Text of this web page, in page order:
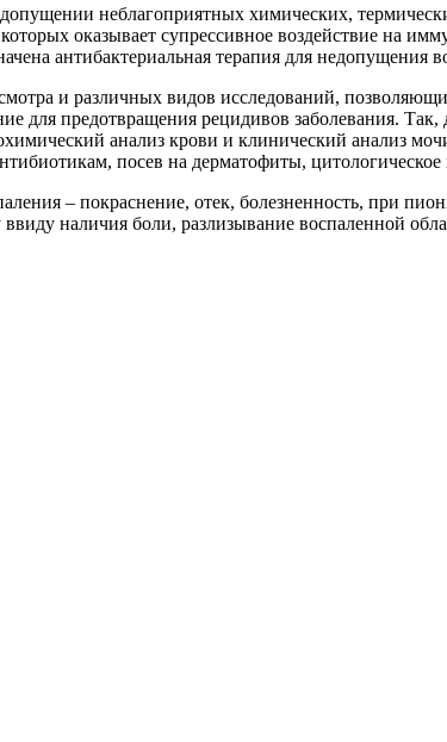
неблагоприятных химических,
оказывает супрессивное воздействие на
антибактериальная терапия для недопущения
и различных видов исследований,
для предотвращения рецидивов заболевания.
анализ крови и клинический анализ
посев на дерматофиты,
– покраснение, отек, болезненность, при
наличия боли, разлизывание воспаленной